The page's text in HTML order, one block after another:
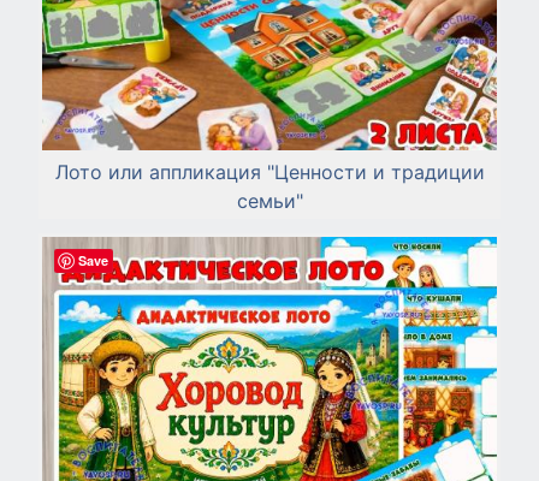
Лото или аппликация "Ценности и традиции
семьи"
Save